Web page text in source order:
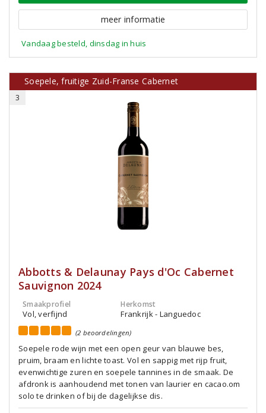
meer informatie
Vandaag besteld, dinsdag in huis
Soepele, fruitige Zuid-Franse Cabernet
3
Abbotts & Delaunay Pays d'Oc Cabernet
Sauvignon 2024
Smaakprofiel
Vol, verfijnd
Herkomst
Frankrijk - Languedoc
(2 beoordelingen)
Soepele rode wijn met een open geur van blauwe bes,
pruim, braam en lichte toast. Vol en sappig met rijp fruit,
evenwichtige zuren en soepele tannines in de smaak. De
afdronk is aanhoudend met tonen van laurier en cacao.om
solo te drinken of bij de dagelijkse dis.